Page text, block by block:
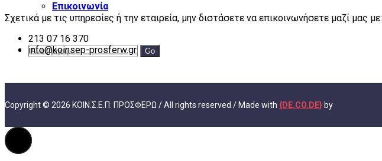
Επικοινωνία
Go
Σχετικά με τις υπηρεσίες ή την εταιρεία, μην διστάσετε να επικοινωνήσετε μαζί μας με:
213 07 16 370
info@koinsep-prosferw.gr
Copyright © 2026 ΚΟΙΝ.Σ.Ε.Π. ΠΡΟΣΦΕΡΩ / All rights reserved / Made with {DE.CO.DE} by